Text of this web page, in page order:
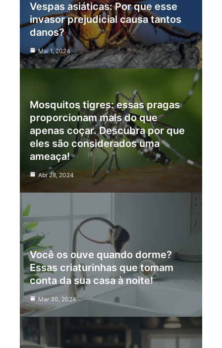
Vespas asiáticas: Por que esse
invasor prejudicial causa tantos
danos?
Mai 1, 2024
Mosquitos tigres: essas pragas
proporcionam mais do que
apenas coçar. Descubra por que
eles são considerados uma
ameaça!
Abr 28, 2024
Você os ouve quando dorme?
Essas criaturinhas que tomam
conta da sua casa à noite!
Mar 30, 2024